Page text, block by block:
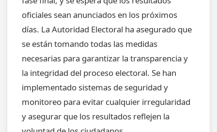
oficiales sean anunciados en los próximos
días. La Autoridad Electoral ha asegurado que
se están tomando todas las medidas
necesarias para garantizar la transparencia y
la integridad del proceso electoral. Se han
implementado sistemas de seguridad y
monitoreo para evitar cualquier irregularidad
y asegurar que los resultados reflejen la